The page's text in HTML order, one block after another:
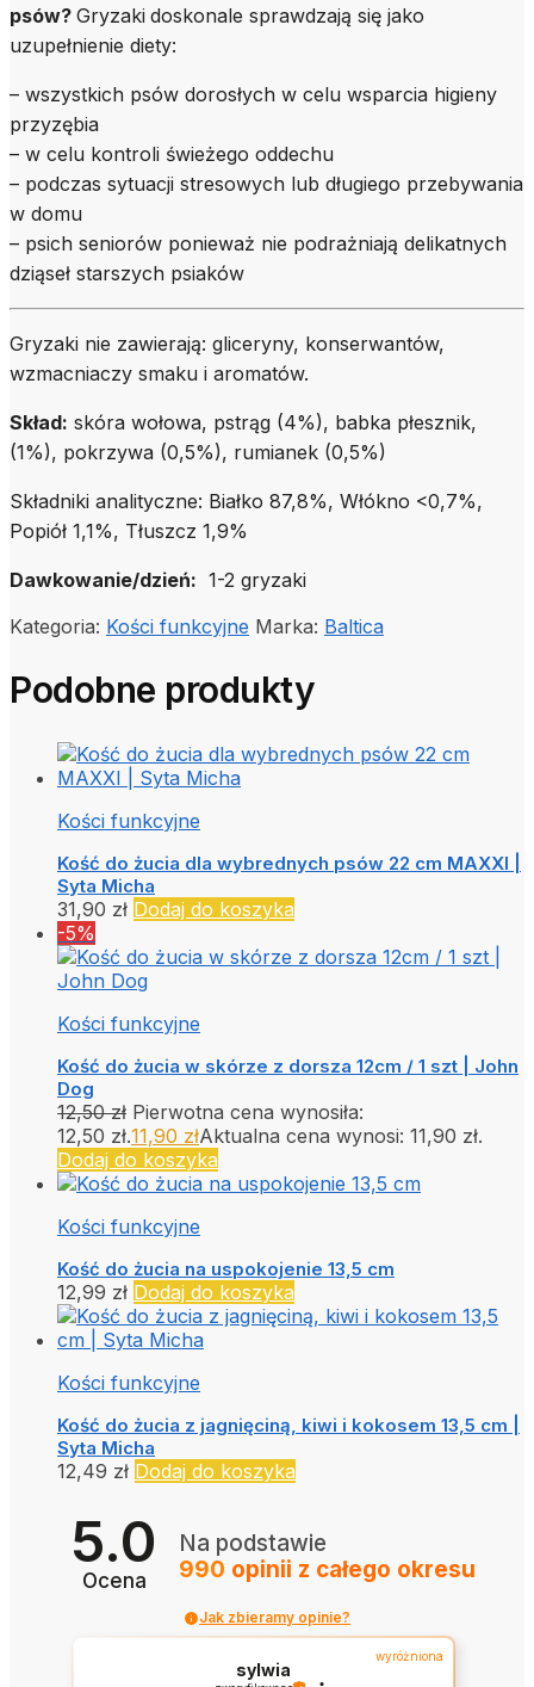
psów? Gryzaki doskonale sprawdzają się jako
uzupełnienie diety:
– wszystkich psów dorosłych w celu wsparcia higieny
przyzębia
– w celu kontroli świeżego oddechu
– podczas sytuacji stresowych lub długiego przebywania
w domu
– psich seniorów ponieważ nie podrażniają delikatnych
dziąseł starszych psiaków
Gryzaki nie zawierają: gliceryny, konserwantów,
wzmacniaczy smaku i aromatów.
Skład: skóra wołowa, pstrąg (4%), babka płesznik,
(1%), pokrzywa (0,5%), rumianek (0,5%)
Składniki analityczne: Białko 87,8%, Włókno <0,7%,
Popiół 1,1%, Tłuszcz 1,9%
Dawkowanie/dzień: 1-2 gryzaki
Kategoria: Kości funkcyjne Marka: Baltica
Podobne produkty
Kości funkcyjne
Kość do żucia dla wybrednych psów 22 cm MAXXI |
Syta Micha
31,90 zł Dodaj do koszyka
-5%
Kości funkcyjne
Kość do żucia w skórze z dorsza 12cm / 1 szt | John
Dog
12,50zł Pierwotna cena wynosiła:
12,50 zł.11,90 złAktualna cena wynosi: 11,90 zł.
Dodaj do koszyka
Kości funkcyjne
Kość do żucia na uspokojenie 13,5 cm
12,99 zł Dodaj do koszyka
Kości funkcyjne
Kość do żucia z jagnięciną, kiwi i kokosem 13,5 cm |
Syta Micha
12,49 zł Dodaj do koszyka
5.0
Ocena
Na podstawie
990 opinii z całego okresu
Jak zbieramy opinie?
wyróżniona
sylwia